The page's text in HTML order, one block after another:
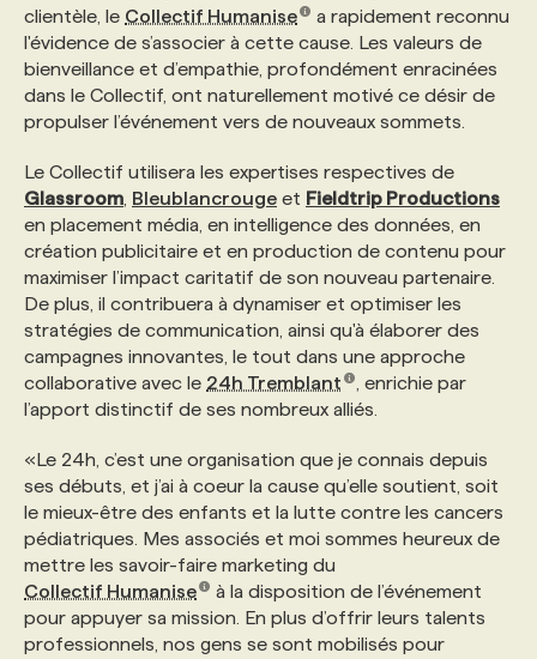
NOS TARIFS
PROGRAMMES DE SUBVENTIONS
FAQ
ANNONCEZ AVEC NOUS
ANNONCEZ AVEC NOUS
clientèle, le Collectif Humanise
a rapidement reconnu
l'évidence de s’associer à cette cause. Les valeurs de
bienveillance et d’empathie, profondément enracinées
dans le Collectif, ont naturellement motivé ce désir de
propulser l’événement vers de nouveaux sommets.
Le Collectif utilisera les expertises respectives de
Glassroom Bleublancrouge et Fieldtrip Productions
en placement média, en intelligence des données, en
création publicitaire et en production de contenu pour
maximiser l’impact caritatif de son nouveau partenaire.
De plus, il contribuera à dynamiser et optimiser les
stratégies de communication, ainsi qu'à élaborer des
campagnes innovantes, le tout dans une approche
collaborative avec le 24h Tremblant
, enrichie par
l’apport distinctif de ses nombreux alliés.
«Le 24h, c’est une organisation que je connais depuis
ses débuts, et j’ai à coeur la cause qu’elle soutient, soit
le mieux-être des enfants et la lutte contre les cancers
pédiatriques. Mes associés et moi sommes heureux de
mettre les savoir-faire marketing du
Collectif Humanise
à la disposition de l’événement
pour appuyer sa mission. En plus d’offrir leurs talents
professionnels, nos gens se sont mobilisés pour